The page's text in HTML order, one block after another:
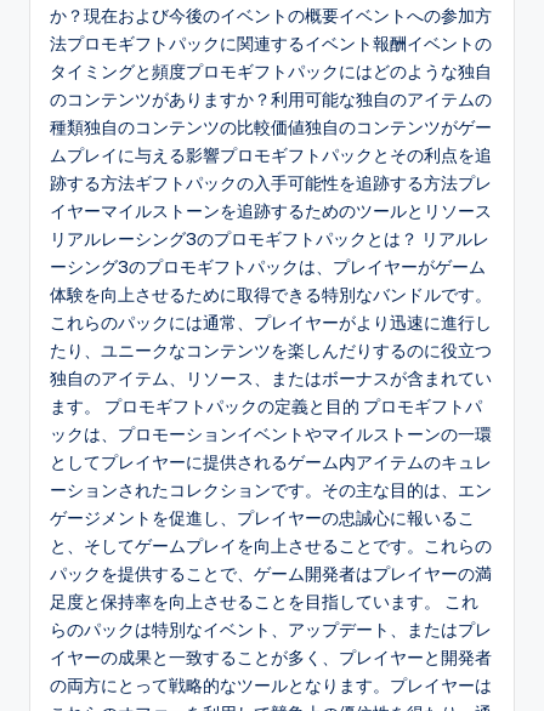
か？現在および今後のイベントの概要イベントへの参加方
法プロモギフトパックに関連するイベント報酬イベントの
タイミングと頻度プロモギフトパックにはどのような独自
のコンテンツがありますか？利用可能な独自のアイテムの
種類独自のコンテンツの比較価値独自のコンテンツがゲー
ムプレイに与える影響プロモギフトパックとその利点を追
跡する方法ギフトパックの入手可能性を追跡する方法プレ
イヤーマイルストーンを追跡するためのツールとリソース
リアルレーシング3のプロモギフトパックとは？ リアルレ
ーシング3のプロモギフトパックは、プレイヤーがゲーム
体験を向上させるために取得できる特別なバンドルです。
これらのパックには通常、プレイヤーがより迅速に進行し
たり、ユニークなコンテンツを楽しんだりするのに役立つ
独自のアイテム、リソース、またはボーナスが含まれてい
ます。 プロモギフトパックの定義と目的 プロモギフトパ
ックは、プロモーションイベントやマイルストーンの一環
としてプレイヤーに提供されるゲーム内アイテムのキュレ
ーションされたコレクションです。その主な目的は、エン
ゲージメントを促進し、プレイヤーの忠誠心に報いるこ
と、そしてゲームプレイを向上させることです。これらの
パックを提供することで、ゲーム開発者はプレイヤーの満
足度と保持率を向上させることを目指しています。 これ
らのパックは特別なイベント、アップデート、またはプレ
イヤーの成果と一致することが多く、プレイヤーと開発者
の両方にとって戦略的なツールとなります。プレイヤーは